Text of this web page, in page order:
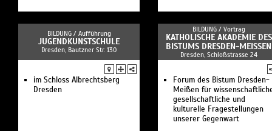
BILDUNG / Aufführung
JUGENDKUNSTSCHULE
Dresden, Bautzner Str. 130
im Schloss Albrechtsberg
Dresden
BILDUNG / Vortrag
KATHOLISCHE AKADEMIE DES
BISTUMS DRESDEN-MEISSEN
Dresden, Schloßstrasse 24
Forum des Bistum Dresden-
Meißen für
gesellschaftliche und
kulturelle Fragestellungen
unserer Gegenwart